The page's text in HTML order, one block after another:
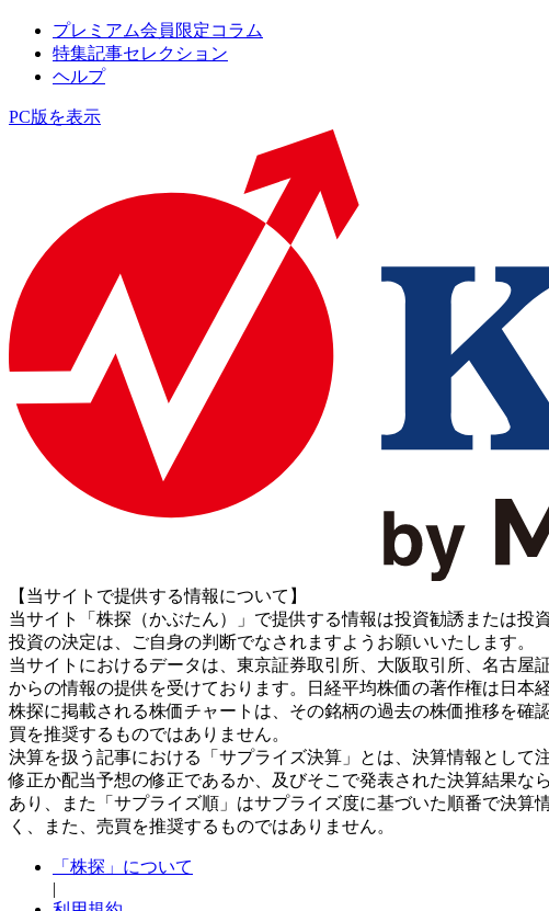
プレミアム会員限定コラム
特集記事セレクション
ヘルプ
PC版を表示
【当サイトで提供する情報について】
当サイト「株探（かぶたん）」で提供する情報は投資勧誘または投
投資の決定は、ご自身の判断でなされますようお願いいたします。
当サイトにおけるデータは、東京証券取引所、大阪取引所、名古屋
からの情報の提供を受けております。日経平均株価の著作権は日本
株探に掲載される株価チャートは、その銘柄の過去の株価推移を
買を推奨するものではありません。
決算を扱う記事における「サプライズ決算」とは、決算情報とし
修正か配当予想の修正であるか、及びそこで発表された決算結果
あり、また「サプライズ順」はサプライズ度に基づいた順番で決
く、また、売買を推奨するものではありません。
「株探」について
|